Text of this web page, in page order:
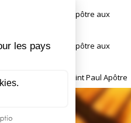
Lettre de saint Paul Apôtre aux
Lettre de saint Paul Apôtre aux
Première lettre de saint Paul Apôtre
aux Thessaloniciens
Deuxième lettre de saint Paul Apôtre
aux Thessaloniciens